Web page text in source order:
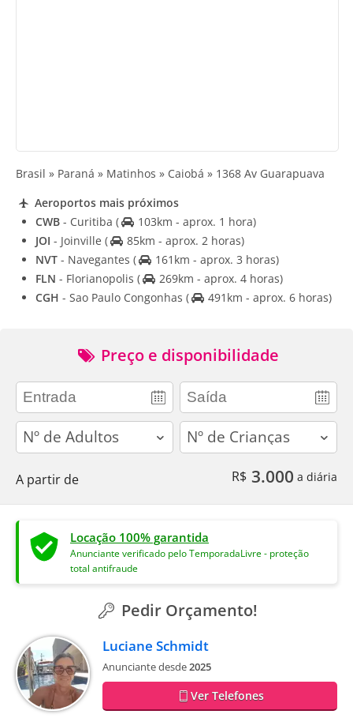
Brasil » Paraná » Matinhos » Caiobá » 1368 Av Guarapuava
Aeroportos mais próximos
CWB - Curitiba (
103km - aprox. 1 hora)
JOI - Joinville (
85km - aprox. 2 horas)
NVT - Navegantes (
161km - aprox. 3 horas)
FLN - Florianopolis (
269km - aprox. 4 horas)
CGH - Sao Paulo Congonhas ( 491km - aprox. 6 horas)
Preço e disponibilidade
adults children
A partir de R$ 3.000 a diária
Locação 100% garantida
Anunciante verificado pelo TemporadaLivre - proteção
total antifraude
Pedir Orçamento!
Luciane Schmidt
Anunciante desde2025
Ver Telefones